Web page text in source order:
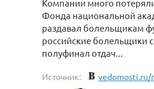
Компании много
Фонда национальной
раздавал болельщикам
российские болельщики
полуфинал отдач...
Источник: vedomosti.ru/